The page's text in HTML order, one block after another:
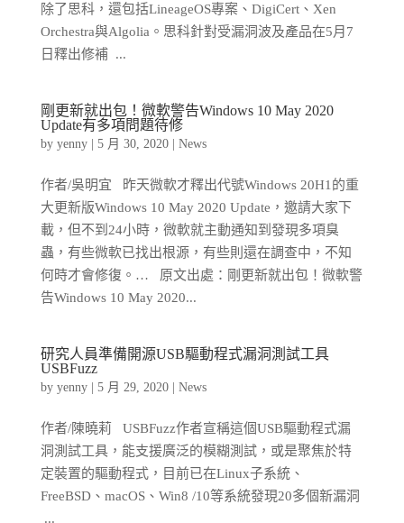
除了思科，還包括LineageOS專案、DigiCert、Xen
Orchestra與Algolia。思科針對受漏洞波及產品在5月7
日釋出修補 ...
剛更新就出包！微軟警告Windows 10 May 2020
Update有多項問題待修
by yenny| 5 月 30, 2020| News
作者/吳明宜 昨天微軟才釋出代號Windows 20H1的重
大更新版Windows 10 May 2020 Update，邀請大家下
載，但不到24小時，微軟就主動通知到發現多項臭
蟲，有些微軟已找出根源，有些則還在調查中，不知
何時才會修復。… 原文出處：剛更新就出包！微軟警
告Windows 10 May 2020...
研究人員準備開源USB驅動程式漏洞測試工具
USBFuzz
by yenny| 5 月 29, 2020| News
作者/陳曉莉 USBFuzz作者宣稱這個USB驅動程式漏
洞測試工具，能支援廣泛的模糊測試，或是聚焦於特
定裝置的驅動程式，目前已在Linux子系統、
FreeBSD、macOS、Win8 /10等系統發現20多個新漏洞
...